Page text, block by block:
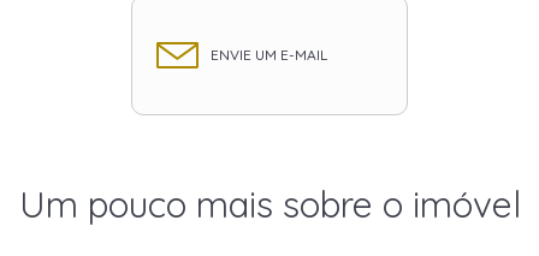
ENVIE UM E-MAIL
Um pouco mais sobre o imóvel